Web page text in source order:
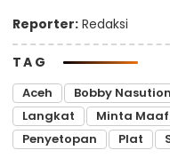
Reporter: Redaksi
TAG
Aceh Bobby Nasution
Langkat
Minta Maaf
Penyetopan
Plat